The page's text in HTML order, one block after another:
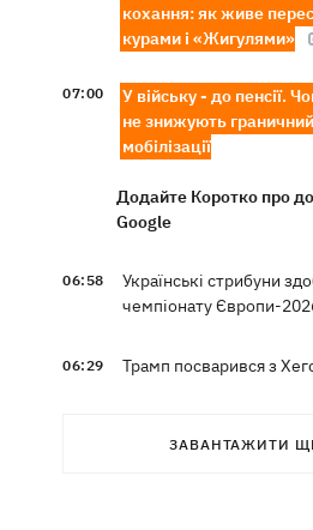
кохання: як живе
курами і «Жигулями»
07:00
У війську - до пенсії.
не знижують граничний
мобілізації
Додайте Коротко про
Google
06:58
Українські стрибуни
чемпіонату Європи-
06:29
Трамп посварився з
ЗАВАНТАЖИТИ